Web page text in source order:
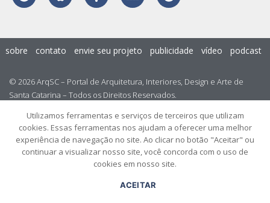
© 2026 ArqSC – Portal de Arquitetura, Interiores, Design e Arte de
Santa Catarina – Todos os Direitos Reservados.
sobre contato envie seu projeto publicidade vídeo podcast
Utilizamos ferramentas e serviços de terceiros que utilizam
cookies. Essas ferramentas nos ajudam a oferecer uma melhor
experiência de navegação no site. Ao clicar no botão "Aceitar" ou
continuar a visualizar nosso site, você concorda com o uso de
cookies em nosso site.
ACEITAR